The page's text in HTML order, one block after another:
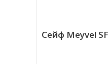
Сейф Meyvel